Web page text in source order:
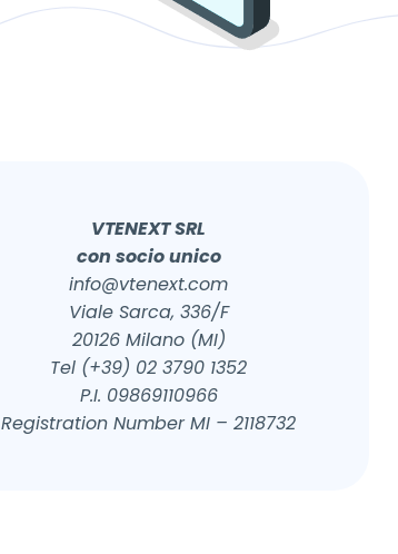
VTENEXT SRL
con socio unico
info@vtenext.com
Viale Sarca, 336/F
20126 Milano (MI)
Tel (+39) 02 3790 1352
P.I. 09869110966
Registration Number MI – 2118732